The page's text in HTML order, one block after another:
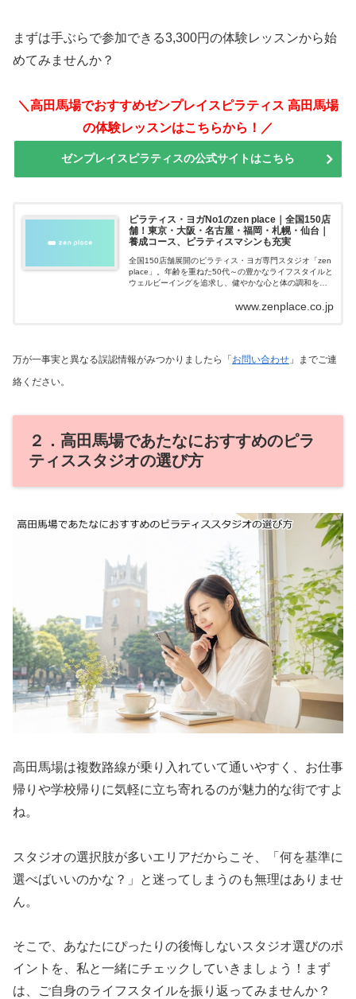
まずは手ぶらで参加できる3,300円の体験レッスンから始
めてみませんか？
＼高田馬場でおすすめゼンプレイスピラティス 高田馬場
の体験レッスンはこちらから！／
ゼンプレイスピラティスの公式サイトはこちら
ピラティス・ヨガNo1のzen place｜全国150店
舗！東京・大阪・名古屋・福岡・札幌・仙台｜
養成コース、ピラティスマシンも充実
全国150店舗展開のピラティス・ヨガ専門スタジオ「zen
place」。年齢を重ねた50代～の豊かなライフスタイルと
ウェルビーイングを追求し、健やかな心と体の調和を促
www.zenplace.co.jp
万が一事実と異なる誤認情報がみつかりましたら「 お問い合わせ 」までご連
絡ください。
２．高田馬場であたなにおすすめのピラ
ティススタジオの選び方
高田馬場は複数路線が乗り入れていて通いやすく、お仕事
帰りや学校帰りに気軽に立ち寄れるのが魅力的な街ですよ
ね。
スタジオの選択肢が多いエリアだからこそ、「何を基準に
選べばいいのかな？」と迷ってしまうのも無理はありませ
ん。
そこで、あなたにぴったりの後悔しないスタジオ選びのポ
イントを、私と一緒にチェックしていきましょう！まず
は、ご自身のライフスタイルを振り返ってみませんか？